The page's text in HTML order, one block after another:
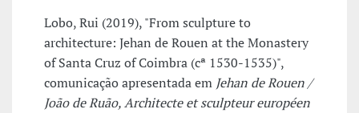
Lobo, Rui (2019), "From sculpture to
architecture: Jehan de Rouen at the Monastery
of Santa Cruz of Coimbra (cª 1530-1535)",
comunicação apresentada em Jehan de Rouen /
João de Ruão, Architecte et sculpteur européen